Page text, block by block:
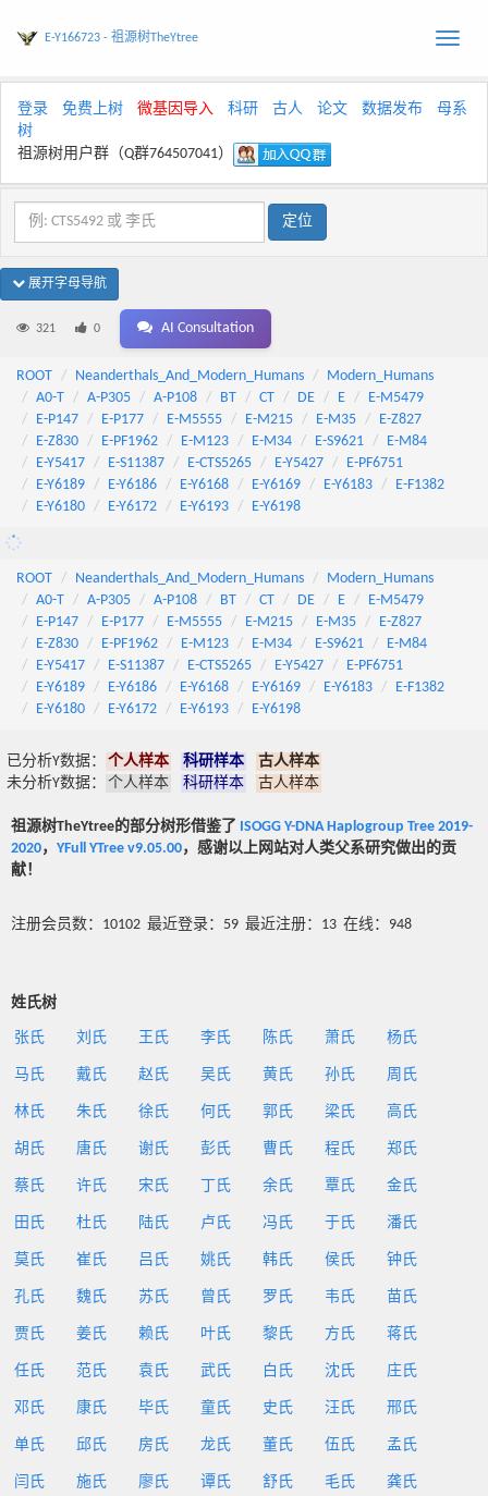
Toggle
E-Y166723 - 祖源树TheYtree
登录 免费上树 微基因导入 科研 古人 论文 数据发布
母系
树
祖源树用户群（Q群764507041）
展开字母导航
321 0 AI Consultation
ROOT Neanderthals_And_Modern_Humans
Modern_Humans
A0-T
A-P305 A-P108 BT CT DE E
E-M5479
E-P147
E-P177 E-M5555 E-M215 E-M35
E-Z827
E-Z830
E-PF1962 E-M123 E-M34 E-S9621
E-M84
E-Y5417
E-S11387 E-CTS5265 E-Y5427
E-PF6751
E-Y6189
E-Y6186 E-Y6168 E-Y6169 E-Y6183
E-F1382
E-Y6180
E-Y6172 E-Y6193 E-Y6198
ROOT Neanderthals_And_Modern_Humans
Modern_Humans
A0-T
A-P305 A-P108 BT CT DE E
E-M5479
E-P147
E-P177 E-M5555 E-M215 E-M35
E-Z827
E-Z830
E-PF1962 E-M123 E-M34 E-S9621
E-M84
E-Y5417
E-S11387 E-CTS5265 E-Y5427
E-PF6751
E-Y6189
E-Y6186 E-Y6168 E-Y6169 E-Y6183
E-F1382
E-Y6180
E-Y6172 E-Y6193 E-Y6198
已分析Y数据： 个人样本 科研样本
古人样本
未分析Y数据：
个人样本 科研样本 古人样本
祖源树TheYtree的部分树形借鉴了 ISOGG Y-DNA Haplogroup Tree 2019-
2020， YFull YTree v9.05.00，感谢以上网站对人类父系研究做出的贡
献！
注册会员数：10102 最近登录：59 最近注册：13 在线：948
姓氏树
张氏 刘氏 王氏 李氏 陈氏 萧氏 杨氏
马氏 戴氏 赵氏 吴氏 黄氏 孙氏 周氏
林氏 朱氏 徐氏 何氏 郭氏 梁氏 高氏
胡氏 唐氏 谢氏 彭氏 曹氏 程氏 郑氏
蔡氏 许氏 宋氏 丁氏 余氏 覃氏 金氏
田氏 杜氏 陆氏 卢氏 冯氏 于氏 潘氏
莫氏 崔氏 吕氏 姚氏 韩氏 侯氏 钟氏
孔氏 魏氏 苏氏 曾氏 罗氏 韦氏 苗氏
贾氏 姜氏 赖氏 叶氏 黎氏 方氏 蒋氏
任氏 范氏 袁氏 武氏 白氏 沈氏 庄氏
邓氏 康氏 毕氏 童氏 史氏 汪氏 邢氏
单氏 邱氏 房氏 龙氏 董氏 伍氏 孟氏
闫氏 施氏 廖氏 谭氏 舒氏 毛氏 龚氏